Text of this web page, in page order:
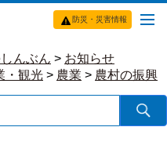
防災・災害情報
んぶん > お知らせ
・観光 > 農業 > 農村の振興